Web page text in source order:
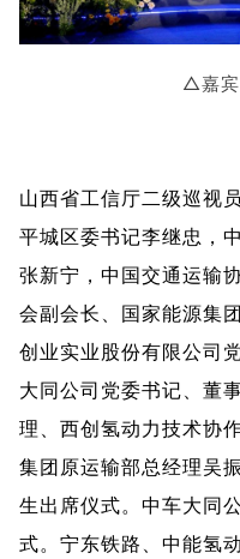
△嘉宾
山西省工信厅二级巡视
平城区委书记李继忠，
张新宁，中国交通运输
会副会长、国家能源集
创业实业股份有限公司
大同公司党委书记、董
理、西创氢动力技术协
集团原运输部总经理吴
生出席仪式。中车大同
式。宁东铁路、中能氢